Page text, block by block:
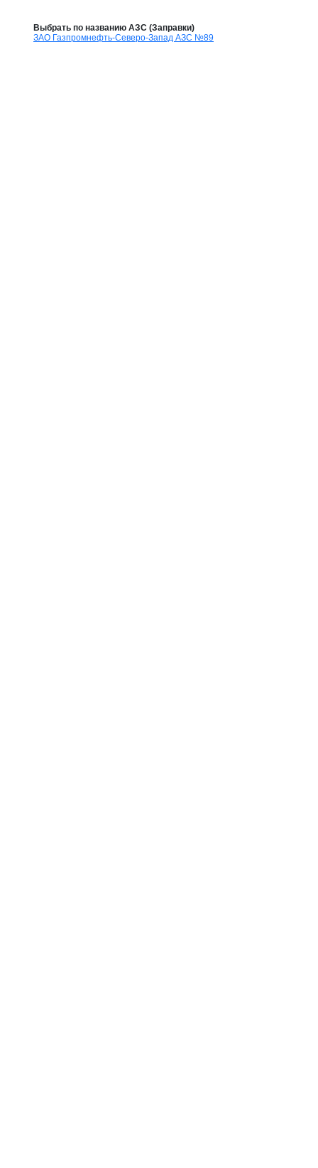
Выбрать по названию АЗС (Заправки)
ЗАО Газпромнефть-Северо-Запад АЗС №89